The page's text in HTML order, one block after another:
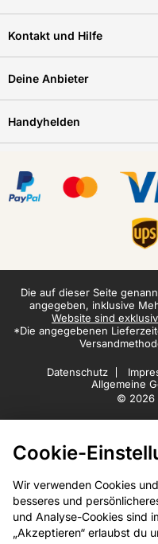
Cookie-
Wir verwenden Cookies
besseres und
und Analyse-Cookies sind
„Akzeptieren“ erlaubst du
Kontakt und Hilfe
Deine Anbieter
Handyhelden
Die auf dieser Seite
angegeben, inklusive
Website sind
*Die angegebenen
Datenschutz
Allgemeine
© 2026